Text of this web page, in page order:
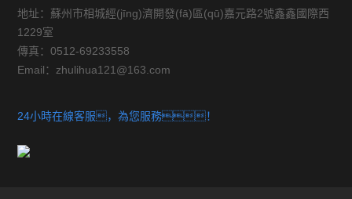
工具顯微鏡系列
金相顯微鏡
白光干涉儀
地址：蘇州市相城經(jīng)濟開發(fā)區(qū)嘉元路2號鑫鑫國際西
1229室
傳真：0512-69233558
Email：zhulihua121@163.com
24小時在線客服，為您服務！